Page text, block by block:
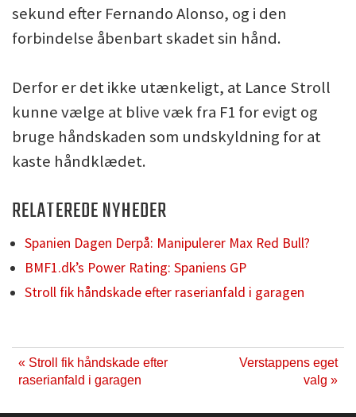
sekund efter Fernando Alonso, og i den
forbindelse åbenbart skadet sin hånd.
Derfor er det ikke utænkeligt, at Lance Stroll
kunne vælge at blive væk fra F1 for evigt og
bruge håndskaden som undskyldning for at
kaste håndklædet.
RELATEREDE NYHEDER
Spanien Dagen Derpå: Manipulerer Max Red Bull?
BMF1.dk’s Power Rating: Spaniens GP
Stroll fik håndskade efter raserianfald i garagen
« Stroll fik håndskade efter
raserianfald i garagen
Verstappens eget
valg »